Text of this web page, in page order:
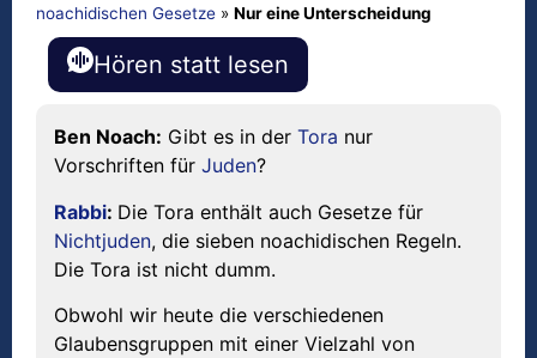
noachidischen Gesetze » Nur eine Unterscheidung
Hören statt lesen
Ben Noach: Gibt es in der Tora nur
Vorschriften für Juden?
Rabbi: Die Tora enthält auch Gesetze für
Nichtjuden, die sieben noachidischen Regeln.
Die Tora ist nicht dumm.
Obwohl wir heute die verschiedenen
Glaubensgruppen mit einer Vielzahl von